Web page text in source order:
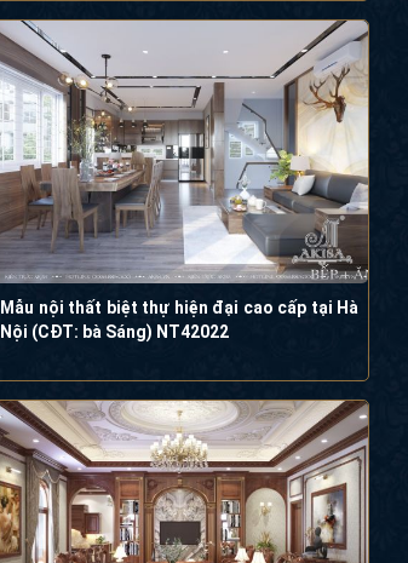
Mẫu nội thất biệt thự hiện đại cao cấp tại Hà
Nội (CĐT: bà Sáng) NT42022